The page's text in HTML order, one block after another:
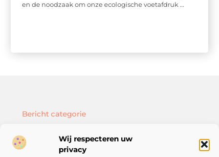
Wij respecteren uw
privacy
en de noodzaak om onze ecologische voetafdruk ...
Bericht categorie